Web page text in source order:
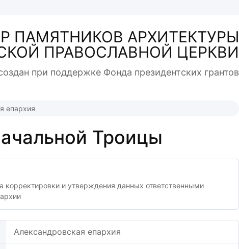
ПАМЯТНИКОВ АРХИТЕКТУРЫ
ПРАВОСЛАВНОЙ ЦЕРКВИ
при поддержке Фонда президентcких грантов
епархия
Троицы
корректировки и утверждения данных ответственными
Александровская епархия